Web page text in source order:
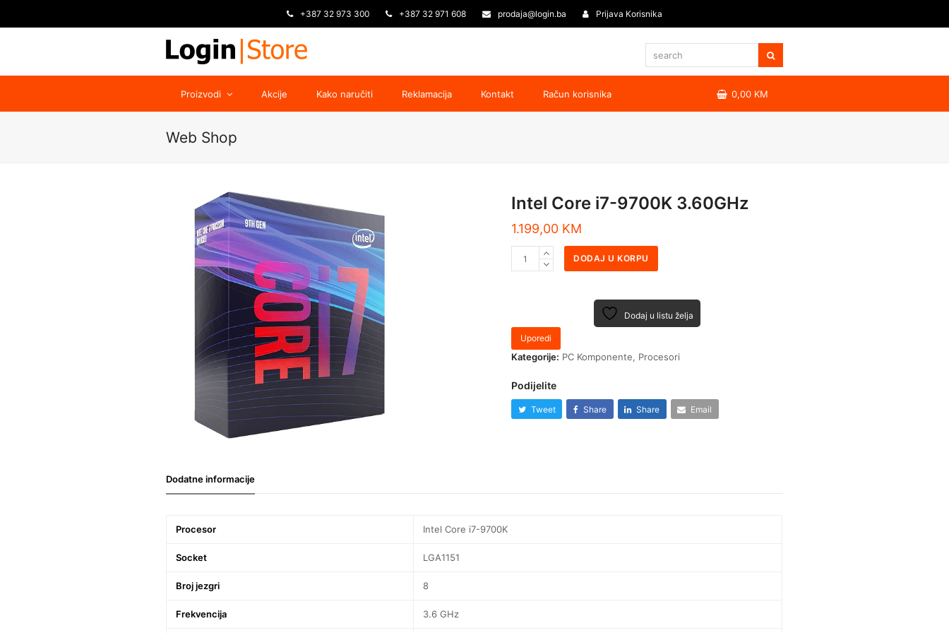
+387 32 973 300 +387 32 971 608 prodaja@login.ba Prijava Korisnika
Proizvodi Akcije Kako naručiti Reklamacija Kontakt Račun korisnika 0,00 KM
Web Shop
Intel Core i7-9700K 3.60GHz
1.199,00 KM
DODAJ U KORPU
Dodaj u listu želja
Uporedi
Kategorije: PC Komponente, Procesori
Podijelite
Tweet Share Share Email
Dodatne informacije
Procesor Intel Core i7-9700K
Socket LGA1151
Broj jezgri 8
Frekvencija 3.6 GHz